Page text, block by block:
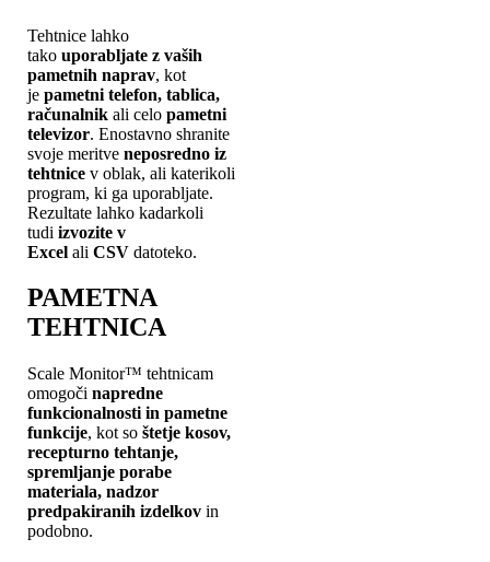
Tehtnice lahko
tako uporabljate z vaših
pametnih naprav, kot
je pametni telefon, tablica,
računalnik ali celo pametni
televizor. Enostavno shranite
svoje meritve neposredno iz
tehtnice v oblak, ali katerikoli
program, ki ga uporabljate.
Rezultate lahko kadarkoli
tudi izvozite v
Excel ali CSV datoteko.
PAMETNA
TEHTNICA
Scale Monitor™ tehtnicam
omogoči napredne
funkcionalnosti in pametne
funkcije, kot so štetje kosov,
recepturno tehtanje,
spremljanje porabe
materiala, nadzor
predpakiranih izdelkov in
podobno.